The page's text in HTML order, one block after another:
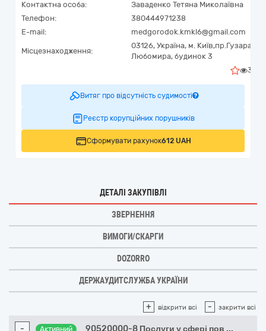
Контактна особа:
Заваденко Тетяна Миколаївна
Телефон:
380444971238
E-mail:
medgorodok.kmkl6@gmail.com
Місцезнаходження:
03126, Україна, м. Київ,пр.Гузара
Любомира, будинок 3
3
Витяг про відсутність судимості
Реєстр корупційних порушників
Сформувати рахунок612 UAH
ДЕТАЛІ ЗАКУПІВЛІ
ЗВЕРНЕННЯ
ВИМОГИ/СКАРГИ
DOZORRO
ДЕРЖАУДИТСЛУЖБА УКРАЇНИ
+ відкрити всі - закрити всі
- Активний 90520000-8 Послуги у сфері пов ...